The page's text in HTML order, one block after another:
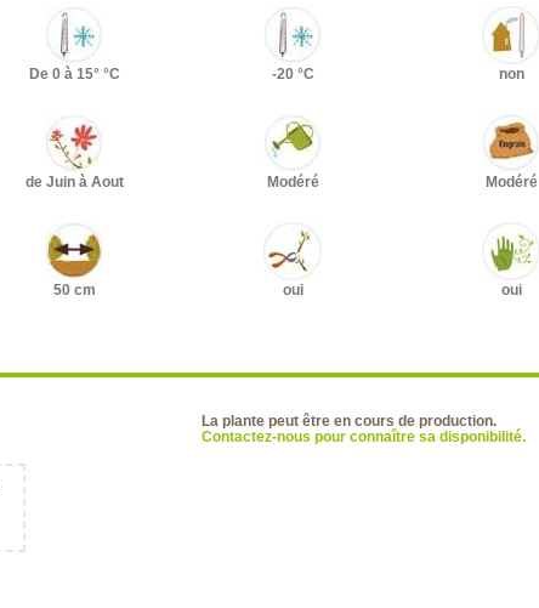
De 0 à 15° °C -20 °C non
de Juin à Aout Modéré Modéré
50 cm oui oui
La plante peut être en cours de production.
Contactez-nous pour connaître sa disponibilité.